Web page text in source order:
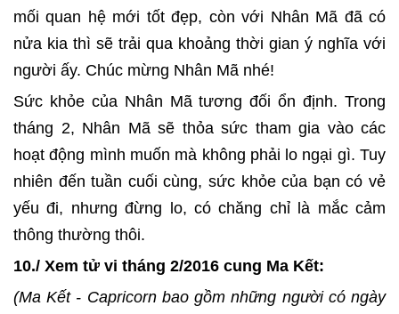
mối quan hệ mới tốt đẹp, còn với Nhân Mã đã có
nửa kia thì sẽ trải qua khoảng thời gian ý nghĩa với
người ấy. Chúc mừng Nhân Mã nhé!
Sức khỏe của Nhân Mã tương đối ổn định. Trong
tháng 2, Nhân Mã sẽ thỏa sức tham gia vào các
hoạt động mình muốn mà không phải lo ngại gì. Tuy
nhiên đến tuần cuối cùng, sức khỏe của bạn có vẻ
yếu đi, nhưng đừng lo, có chăng chỉ là mắc cảm
thông thường thôi.
10./ Xem tử vi tháng 2/2016 cung Ma Kết:
(Ma Kết - Capricorn bao gồm những người có ngày